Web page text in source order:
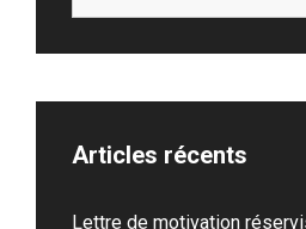
Articles récents
Lettre de motivation